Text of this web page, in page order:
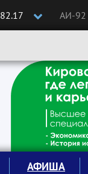
82.17 АИ-92
АФИША